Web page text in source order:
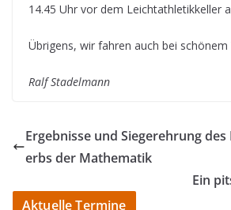
14.45 Uhr vor dem Leichtathletikkeller
Übrigens, wir fahren auch bei
Ralf Stadelmann
Ergebnisse und Siegerehrung
erbs der Mathematik
Ein
Aktuelle Termine